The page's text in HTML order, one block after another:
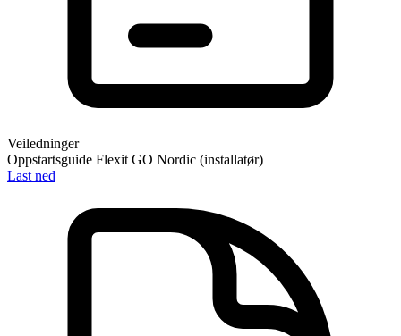
Veiledninger
Oppstartsguide Flexit GO Nordic (installatør)
Last ned